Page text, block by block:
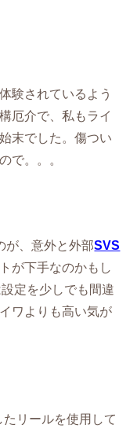
験されているよう
厄介で、私もライ
末でした。傷つい
で。。。
が、意外と外部SVS
が下手なのかもし
定を少しでも間違
ワよりも高い気が
リールを使用して